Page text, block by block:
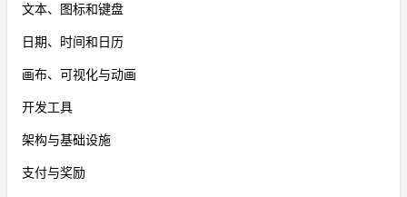
文本、图标和键盘
日期、时间和日历
画布、可视化与动画
开发工具
架构与基础设施
支付与奖励